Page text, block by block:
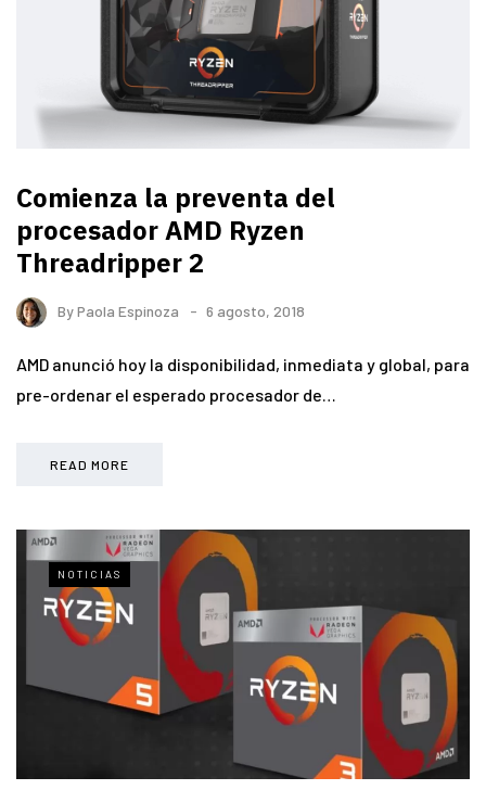
Comienza la preventa del
procesador AMD Ryzen
Threadripper 2
ByPaola Espinoza 6 agosto, 2018
AMD anunció hoy la disponibilidad, inmediata y global, para
pre-ordenar el esperado procesador de…
READ MORE
NOTICIAS